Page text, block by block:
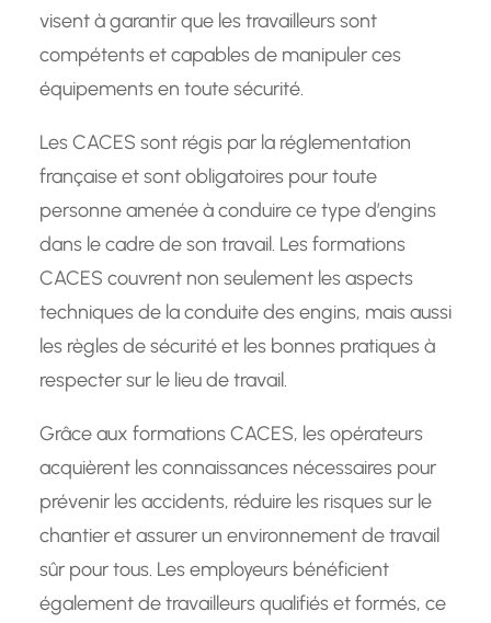
visent à garantir que les travailleurs sont
compétents et capables de manipuler ces
équipements en toute sécurité.
Les CACES sont régis par la réglementation
française et sont obligatoires pour toute
personne amenée à conduire ce type d’engins
dans le cadre de son travail. Les formations
CACES couvrent non seulement les aspects
techniques de la conduite des engins, mais aussi
les règles de sécurité et les bonnes pratiques à
respecter sur le lieu de travail.
Grâce aux formations CACES, les opérateurs
acquièrent les connaissances nécessaires pour
prévenir les accidents, réduire les risques sur le
chantier et assurer un environnement de travail
sûr pour tous. Les employeurs bénéficient
également de travailleurs qualifiés et formés, ce